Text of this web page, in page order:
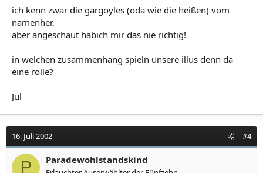
ich kenn zwar die gargoyles (oda wie die heißen) vom
namenher,
aber angeschaut habich mir das nie richtig!
in welchen zusammenhang spieln unsere illus denn da
eine rolle?
Jul
16. Juli 2002 #4
P Paradewohlstandskind